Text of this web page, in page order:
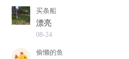
买条船
漂亮
08-24
偷懒的鱼